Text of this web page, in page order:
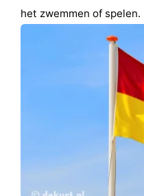
het zwemmen of spelen.